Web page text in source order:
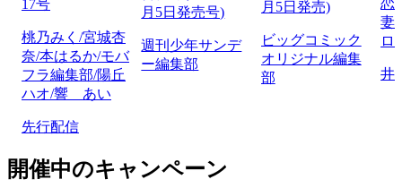
17号
桃乃みく/宮城杏
奈/本はるか/モバ
フラ編集部/陽丘
ハオ/響 あい
先行配信
月5日発売号)
週刊少年サンデ
ー編集部
月5日発売)
ビッグコミック
オリジナル編集
部
恋
妻
ロ
井
開催中のキャンペーン